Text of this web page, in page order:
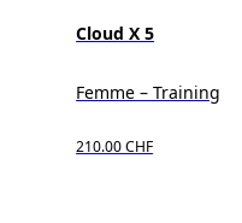
Cloud X 5
Femme – Training
210.00 CHF